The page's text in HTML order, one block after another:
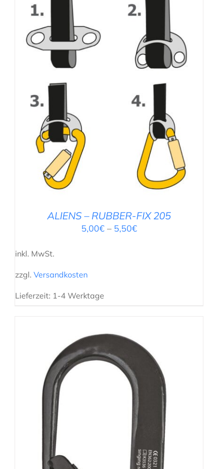
AUSFÜHRUNG WÄHLEN DETAILS
ALIENS – RUBBER-FIX 205
5,00€– 5,50€
inkl. MwSt.
zzgl. Versandkosten
Lieferzeit: 1-4 Werktage